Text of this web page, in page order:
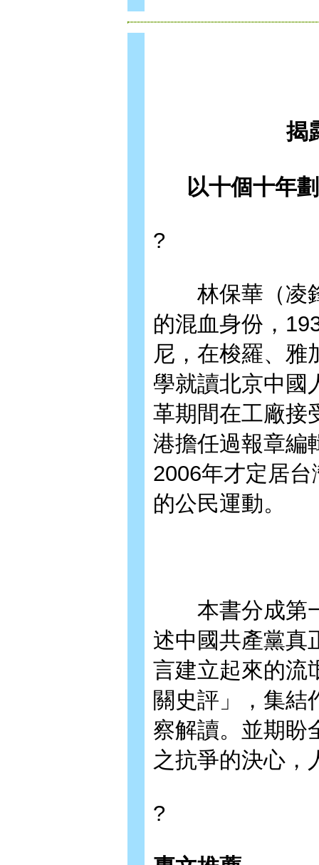
揭
以十個十年
?
林保華（凌鋒
的混血身份，
尼，在梭羅、雅
學就讀北京中國
革期間在工廠接
港擔任過報章編
2006年才定居
的公民運動。
本書分成第一
述中國共產黨真
言建立起來的流
關史評」，集結
察解讀。並期盼
之抗爭的決心，
?